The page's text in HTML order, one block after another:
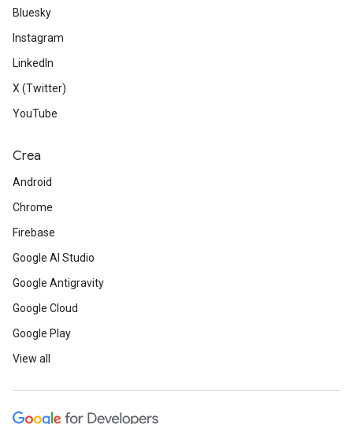
Bluesky
Instagram
LinkedIn
X (Twitter)
YouTube
Crea
Android
Chrome
Firebase
Google AI Studio
Google Antigravity
Google Cloud
Google Play
View all